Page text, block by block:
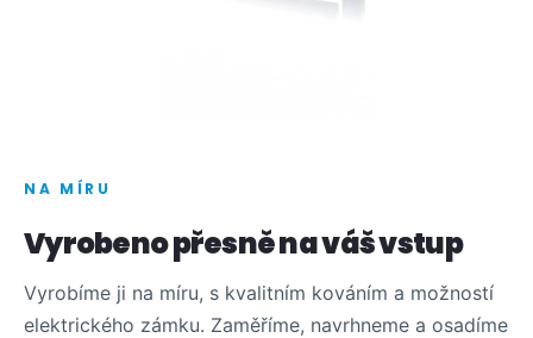
NA MÍRU
Vyrobeno přesně na váš vstup
Vyrobíme ji na míru, s kvalitním kováním a možností
elektrického zámku. Zaměříme, navrhneme a osadíme